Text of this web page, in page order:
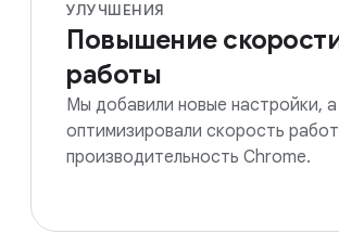
УЛУЧШЕНИЯ
Повышение
работы
Мы добавили новые настройки,
оптимизировали скорость
производительность Chrome.